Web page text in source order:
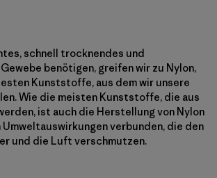
schnell trocknendes und
benötigen, greifen wir zu Nylon,
Kunststoffe, aus dem wir unsere
Wie die meisten Kunststoffe, die aus
ist auch die Herstellung von Nylon
verbunden, die den
und die Luft verschmutzen.